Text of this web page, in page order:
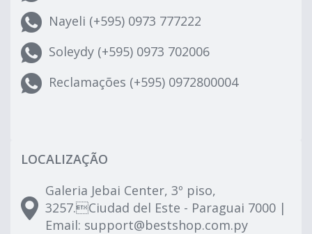
Nayeli (+595) 0973 777222
Soleydy (+595) 0973 702006
Reclamações (+595) 0972800004
LOCALIZAÇÃO
Galeria Jebai Center, 3º piso,
3257.Ciudad del Este - Paraguai 7000 |
Email: support@bestshop.com.py